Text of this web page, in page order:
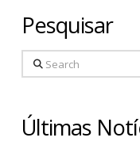
Pesquisar
Search
Últimas